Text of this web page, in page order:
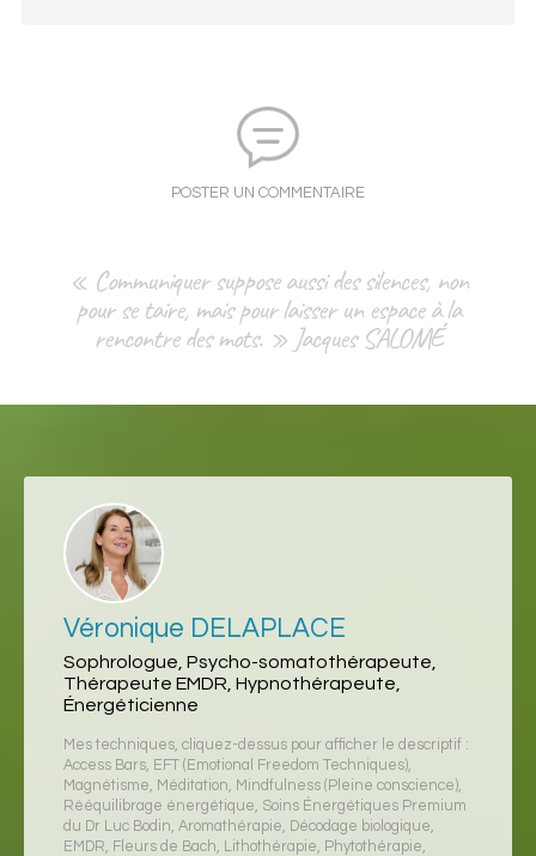
POSTER UN COMMENTAIRE
« Communiquer suppose aussi des silences, non
pour se taire, mais pour laisser un espace à la
rencontre des mots. » Jacques SALOMÉ
Véronique DELAPLACE
Sophrologue, Psycho-somatothérapeute,
Thérapeute EMDR, Hypnothérapeute,
Énergéticienne
Mes techniques, cliquez-dessus pour afficher le descriptif :
Access Bars, EFT (Emotional Freedom Techniques),
Magnétisme, Méditation, Mindfulness (Pleine conscience),
Rééquilibrage énergétique, Soins Énergétiques Premium
du Dr Luc Bodin, Aromathérapie, Décodage biologique,
EMDR, Fleurs de Bach, Lithothérapie, Phytothérapie,